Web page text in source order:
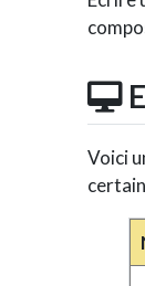
Voici